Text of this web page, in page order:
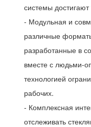
системы
- Модульная и
различные
разработанные в
вместе с людьми-
технологией
рабочих.
- Комплексная
отслеживать